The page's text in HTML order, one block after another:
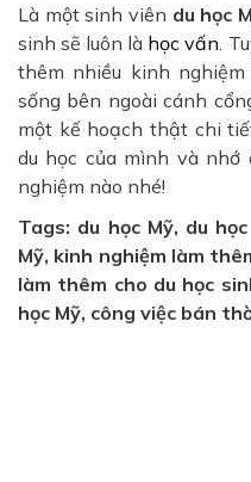
Là một sinh viên du học
sinh sẽ luôn là học vấn .
thêm nhiều kinh
sống bên ngoài cánh
một kế hoạch thật chi
du học của mình và
nghiệm nào nhé!
Tags: du học Mỹ, du
Mỹ, kinh nghiệm làm
làm thêm cho du học
học Mỹ, công việc bán